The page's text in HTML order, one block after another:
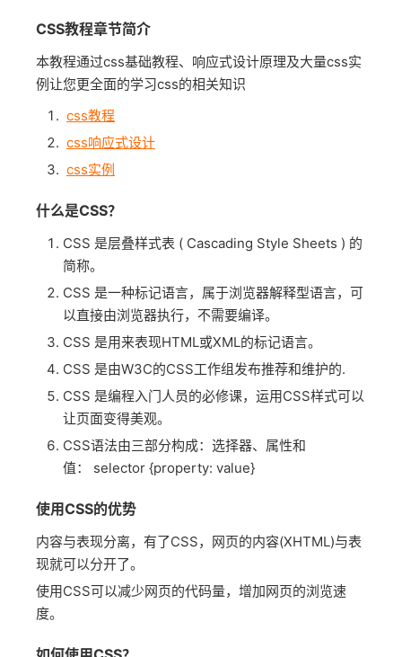
CSS教程章节简介
本教程通过css基础教程、响应式设计原理及大量css实
例让您更全面的学习css的相关知识
css教程
css响应式设计
css实例
什么是CSS？
CSS 是层叠样式表 ( Cascading Style Sheets ) 的
简称。
CSS 是一种标记语言，属于浏览器解释型语言，可
以直接由浏览器执行，不需要编译。
CSS 是用来表现HTML或XML的标记语言。
CSS 是由W3C的CSS工作组发布推荐和维护的.
CSS 是编程入门人员的必修课，运用CSS样式可以
让页面变得美观。
CSS语法由三部分构成：选择器、属性和
值： selector {property: value}
使用CSS的优势
内容与表现分离，有了CSS，网页的内容(XHTML)与表
现就可以分开了。
使用CSS可以减少网页的代码量，增加网页的浏览速
度。